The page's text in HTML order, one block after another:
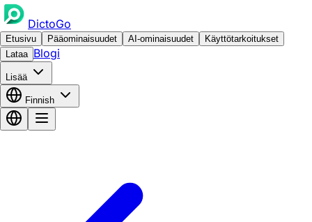
DictoGo
Etusivu Pääominaisuudet AI-ominaisuudet
Käyttötarkoitukset
Lataa Blogi
Lisää
Finnish